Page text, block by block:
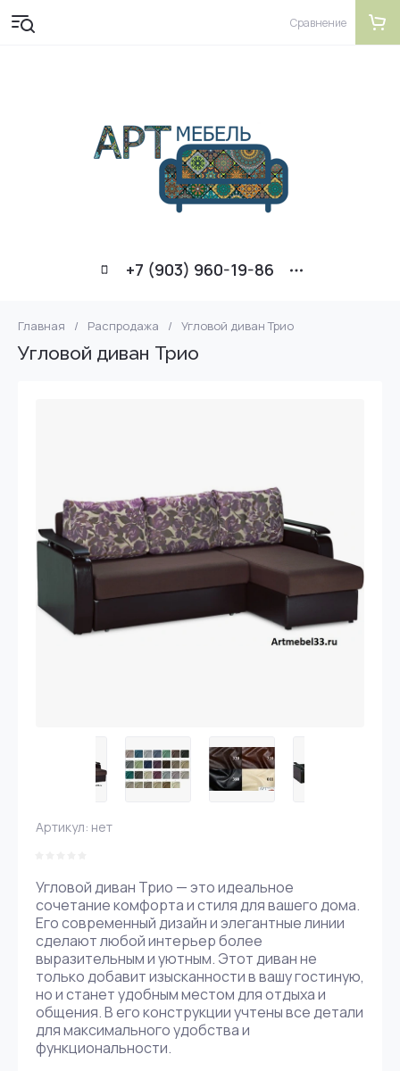
+7 (903) 960-19-86
Сравнение
Главная / Распродажа / Угловой диван Трио
Угловой диван Трио
Артикул: нет
Угловой диван Трио — это идеальное
сочетание комфорта и стиля для вашего дома.
Его современный дизайн и элегантные линии
сделают любой интерьер более
выразительным и уютным. Этот диван не
только добавит изысканности в вашу гостиную,
но и станет удобным местом для отдыха и
общения. В его конструкции учтены все детали
для максимального удобства и
функциональности.